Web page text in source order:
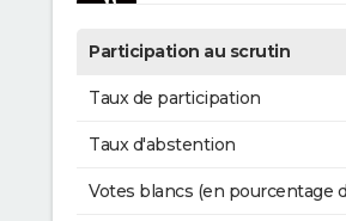
Participation au scrutin
Taux de participation
Taux d'abstention
Votes blancs (en pourcentage